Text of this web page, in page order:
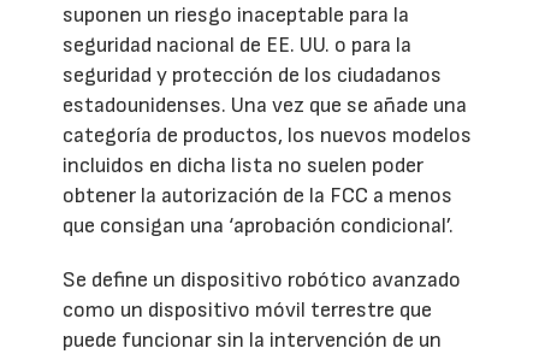
suponen un riesgo inaceptable para la
seguridad nacional de EE. UU. o para la
seguridad y protección de los ciudadanos
estadounidenses. Una vez que se añade una
categoría de productos, los nuevos modelos
incluidos en dicha lista no suelen poder
obtener la autorización de la FCC a menos
que consigan una ‘aprobación condicional’.
Se define un dispositivo robótico avanzado
como un dispositivo móvil terrestre que
puede funcionar sin la intervención de un